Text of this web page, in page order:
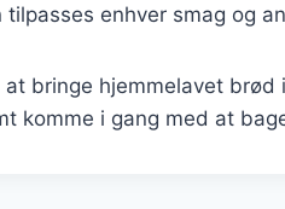
enhver smag og
bringe hjemmelavet
komme i gang med at